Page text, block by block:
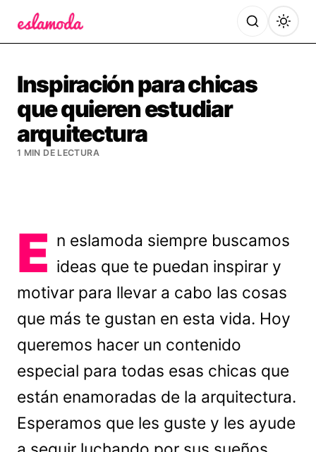
Inspiración para chicas
que quieren estudiar
arquitectura
1 MIN DE LECTURA
E n eslamoda siempre buscamos
ideas que te puedan inspirar y
motivar para llevar a cabo las cosas
que más te gustan en esta vida. Hoy
queremos hacer un contenido
especial para todas esas chicas que
están enamoradas de la arquitectura.
Esperamos que les guste y les ayude